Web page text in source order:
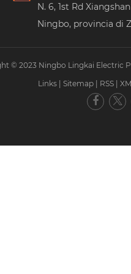
N. 6, 1st Rd
Ningbo, provincia di
© 2023 Ningbo Lingkai Electric
Links
Sitemap RSS